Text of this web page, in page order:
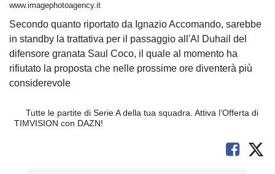
www.imagephotoagency.it
Secondo quanto riportato da Ignazio Accomando, sarebbe
in standby la trattativa per il passaggio all'Al Duhail del
difensore granata Saul Coco, il quale al momento ha
rifiutato la proposta che nelle prossime ore diventerà più
considerevole
Tutte le partite di Serie A della tua squadra. Attiva l’Offerta di
TIMVISION con DAZN!